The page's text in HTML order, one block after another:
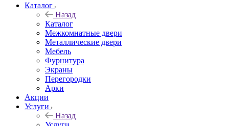
Каталог
Назад
Каталог
Межкомнатные двери
Металлические двери
Мебель
Фурнитура
Экраны
Перегородки
Арки
Акции
Услуги
Назад